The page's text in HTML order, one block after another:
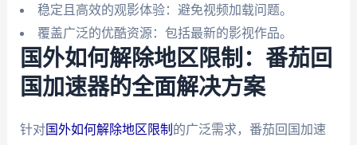
稳定且高效的观影体验：避免视频加载问题。
覆盖广泛的优酷资源：包括最新的影视作品。
国外如何解除地区限制：番茄回
国加速器的全面解决方案
针对国外如何解除地区限制 的广泛需求，番茄回国加速